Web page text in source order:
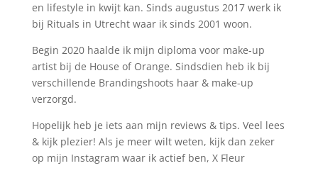
en lifestyle in kwijt kan. Sinds augustus 2017 werk ik
bij Rituals in Utrecht waar ik sinds 2001 woon.
Begin 2020 haalde ik mijn diploma voor make-up
artist bij de House of Orange. Sindsdien heb ik bij
verschillende Brandingshoots haar & make-up
verzorgd.
Hopelijk heb je iets aan mijn reviews & tips. Veel lees
& kijk plezier! Als je meer wilt weten, kijk dan zeker
op mijn Instagram waar ik actief ben, X Fleur